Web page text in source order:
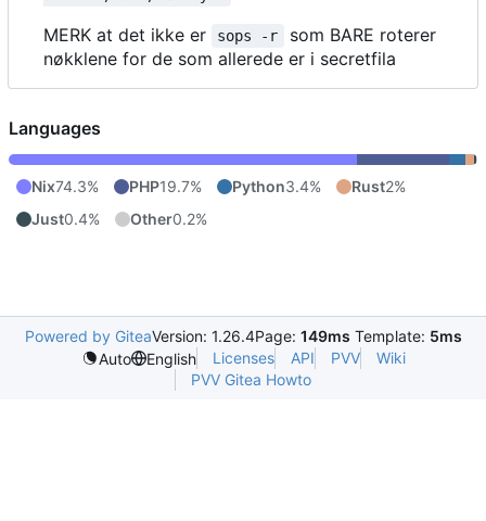
MERK at det ikke er sops -r
som BARE roterer
nøkklene for de som allerede er i secretfila
Languages
Nix74.3% PHP19.7% Python3.4% Rust2%
Just0.4% Other0.2%
Powered by GiteaVersion: 1.26.4Page: 149ms Template: 5ms
Auto
English Licenses API PVV
Wiki
PVV Gitea Howto